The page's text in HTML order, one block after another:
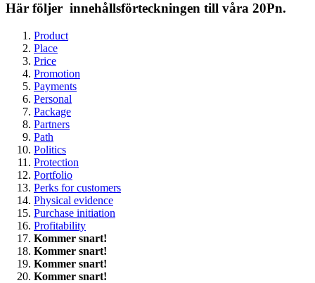
Här följer innehållsförteckningen till våra 20Pn.
Product
Place
Price
Promotion
Payments
Personal
Package
Partners
Path
Politics
Protection
Portfolio
Perks for customers
Physical evidence
Purchase initiation
Profitability
Kommer snart!
Kommer snart!
Kommer snart!
Kommer snart!